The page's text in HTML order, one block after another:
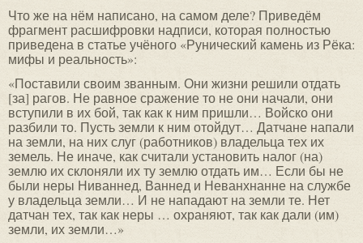
Что же на нём написано, на самом деле? Приведём
фрагмент расшифровки надписи, которая полностью
приведена в статье учёного «Рунический камень из Рёка:
мифы и реальность»:
«Поставили своим званным. Они жизни решили отдать
[за] рагов. Не равное сражение то не они начали, они
вступили в их бой, так как к ним пришли… Войско они
разбили то. Пусть земли к ним отойдут… Датчане напали
на земли, на них слуг (работников) владельца тех их
земель. Не иначе, как считали установить налог (на)
землю их склоняли их ту землю отдать им… Если бы не
были неры Ниваннед, Ваннед и Неванхнанне на службе
у владельца земли… И не нападают на земли те. Нет
датчан тех, так как неры … охраняют, так как дали (им)
земли, их земли…»